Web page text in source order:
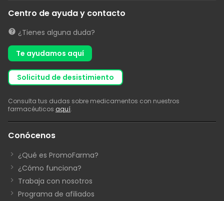
Centro de ayuda y contacto
¿Tienes alguna duda?
Te ayudamos aquí
solicitud de desistimiento
Consulta tus dudas sobre medicamentos con nuestros
farmacéuticos aquí.
Conócenos
¿Qué es PromoFarma?
¿Cómo funciona?
Trabaja con nosotros
Programa de afiliados